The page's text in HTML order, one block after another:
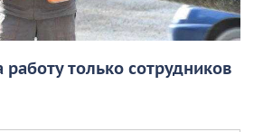
только сотрудников